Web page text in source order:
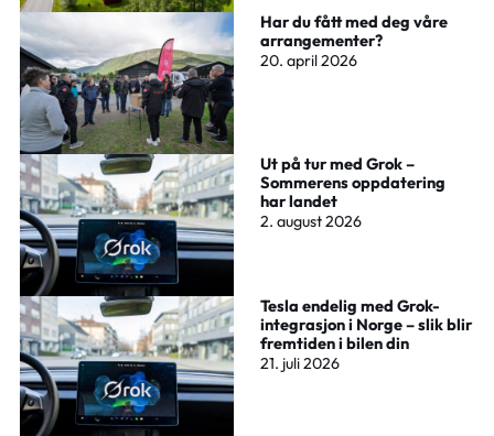
Har du fått med deg våre
arrangementer?
20. april 2026
Ut på tur med Grok –
Sommerens oppdatering
har landet
2. august 2026
Tesla endelig med Grok-
integrasjon i Norge – slik blir
fremtiden i bilen din
21. juli 2026